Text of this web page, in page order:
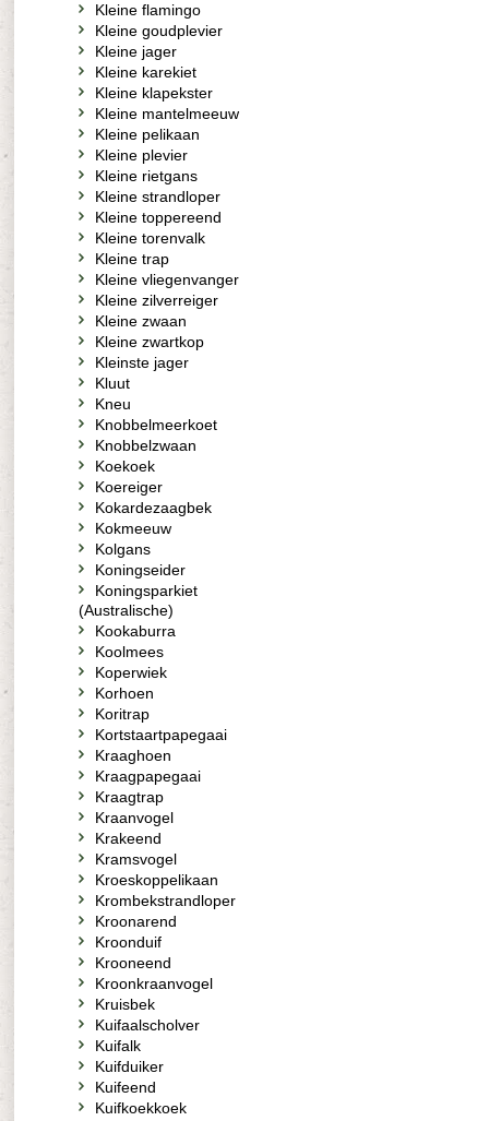
Kleine flamingo
Kleine goudplevier
Kleine jager
Kleine karekiet
Kleine klapekster
Kleine mantelmeeuw
Kleine pelikaan
Kleine plevier
Kleine rietgans
Kleine strandloper
Kleine toppereend
Kleine torenvalk
Kleine trap
Kleine vliegenvanger
Kleine zilverreiger
Kleine zwaan
Kleine zwartkop
Kleinste jager
Kluut
Kneu
Knobbelmeerkoet
Knobbelzwaan
Koekoek
Koereiger
Kokardezaagbek
Kokmeeuw
Kolgans
Koningseider
Koningsparkiet
(Australische)
Kookaburra
Koolmees
Koperwiek
Korhoen
Koritrap
Kortstaartpapegaai
Kraaghoen
Kraagpapegaai
Kraagtrap
Kraanvogel
Krakeend
Kramsvogel
Kroeskoppelikaan
Krombekstrandloper
Kroonarend
Kroonduif
Krooneend
Kroonkraanvogel
Kruisbek
Kuifaalscholver
Kuifalk
Kuifduiker
Kuifeend
Kuifkoekkoek